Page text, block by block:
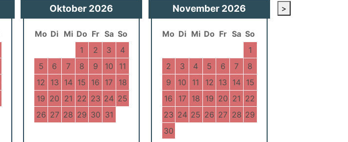
Oktober 2026
Mo Di Mi Do Fr Sa So
1
2 3
4
5
6 7 8 9 10
11
12
13 14 15 16 17
18
19 20 21 22 23 24 25
26 27 28 29 30 31
November 2026
Mo Di Mi Do Fr Sa So
1
2
3 4 5 6 7
8
9
10 11 12 13 14 15
16
17 18 19 20 21 22
23 24 25 26 27 28 29
30
>